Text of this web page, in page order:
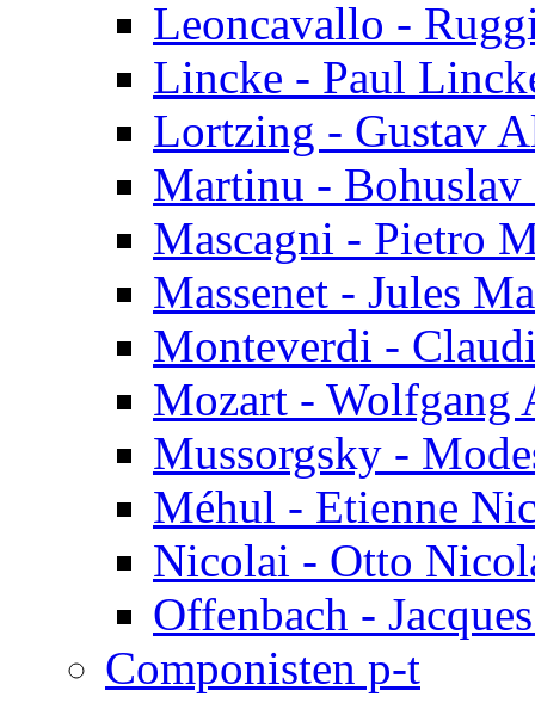
Leoncavallo -
Lincke - Paul
Lortzing - Gustav
Martinu -
Mascagni - Pietro
Massenet - Jules
Monteverdi -
Mozart - Wolfgang
Mussorgsky -
Méhul - Etienne
Nicolai - Otto
Offenbach -
Componisten p-t